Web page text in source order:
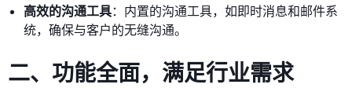
高效的沟通工具：内置的沟通工具，如即时消息和邮件系
统，确保与客户的无缝沟通。
二、功能全面，满足行业需求